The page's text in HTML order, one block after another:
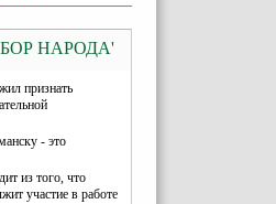
НАРОДА'
признать
- это
из того, что
участие в работе